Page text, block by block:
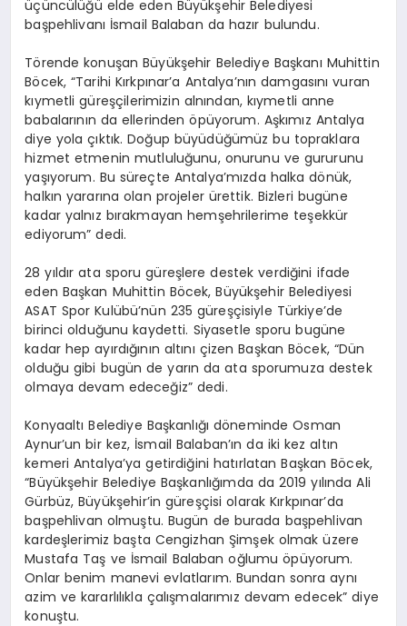
üçüncülüğü elde eden Büyükşehir Belediyesi
başpehlivanı İsmail Balaban da hazır bulundu.
Törende konuşan Büyükşehir Belediye Başkanı Muhittin
Böcek, “Tarihi Kırkpınar’a Antalya’nın damgasını vuran
kıymetli güreşçilerimizin alnından, kıymetli anne
babalarının da ellerinden öpüyorum. Aşkımız Antalya
diye yola çıktık. Doğup büyüdüğümüz bu topraklara
hizmet etmenin mutluluğunu, onurunu ve gururunu
yaşıyorum. Bu süreçte Antalya’mızda halka dönük,
halkın yararına olan projeler ürettik. Bizleri bugüne
kadar yalnız bırakmayan hemşehrilerime teşekkür
ediyorum” dedi.
28 yıldır ata sporu güreşlere destek verdiğini ifade
eden Başkan Muhittin Böcek, Büyükşehir Belediyesi
ASAT Spor Kulübü’nün 235 güreşçisiyle Türkiye’de
birinci olduğunu kaydetti. Siyasetle sporu bugüne
kadar hep ayırdığının altını çizen Başkan Böcek, “Dün
olduğu gibi bugün de yarın da ata sporumuza destek
olmaya devam edeceğiz” dedi.
Konyaaltı Belediye Başkanlığı döneminde Osman
Aynur’un bir kez, İsmail Balaban’ın da iki kez altın
kemeri Antalya’ya getirdiğini hatırlatan Başkan Böcek,
“Büyükşehir Belediye Başkanlığımda da 2019 yılında Ali
Gürbüz, Büyükşehir’in güreşçisi olarak Kırkpınar’da
başpehlivan olmuştu. Bugün de burada başpehlivan
kardeşlerimiz başta Cengizhan Şimşek olmak üzere
Mustafa Taş ve İsmail Balaban oğlumu öpüyorum.
Onlar benim manevi evlatlarım. Bundan sonra aynı
azim ve kararlılıkla çalışmalarımız devam edecek” diye
konuştu.